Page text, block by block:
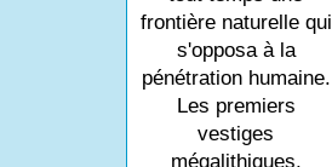
frontière naturelle qui
s'opposa à la
pénétration humaine.
Les premiers
vestiges
mégalithiques,